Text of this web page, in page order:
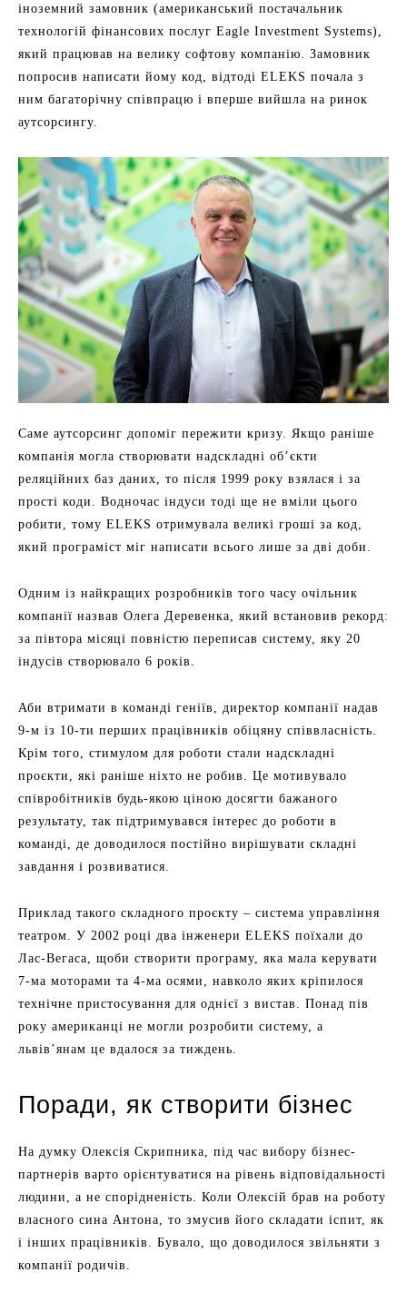
іноземний замовник (американський постачальник
технологій фінансових послуг Eagle Investment Systems),
який працював на велику софтову компанію. Замовник
попросив написати йому код, відтоді ELEKS почала з
ним багаторічну співпрацю і вперше вийшла на ринок
аутсорсингу.
Саме аутсорсинг допоміг пережити кризу. Якщо раніше
компанія могла створювати надскладні об’єкти
реляційних баз даних, то після 1999 року взялася і за
прості коди. Водночас індуси тоді ще не вміли цього
робити, тому ELEKS отримувала великі гроші за код,
який програміст міг написати всього лише за дві доби.
Одним із найкращих розробників того часу очільник
компанії назвав Олега Деревенка, який встановив рекорд:
за півтора місяці повністю переписав систему, яку 20
індусів створювало 6 років.
Аби втримати в команді геніїв, директор компанії надав
9-м із 10-ти перших працівників обіцяну співвласність.
Крім того, стимулом для роботи стали надскладні
проєкти, які раніше ніхто не робив. Це мотивувало
співробітників будь-якою ціною досягти бажаного
результату, так підтримувався інтерес до роботи в
команді, де доводилося постійно вирішувати складні
завдання і розвиватися.
Приклад такого складного проєкту – система управління
театром. У 2002 році два інженери ELEKS поїхали до
Лас-Вегаса, щоби створити програму, яка мала керувати
7-ма моторами та 4-ма осями, навколо яких кріпилося
технічне пристосування для однієї з вистав. Понад пів
року американці не могли розробити систему, а
львів’янам це вдалося за тиждень.
Поради, як створити бізнес
На думку Олексія Скрипника, під час вибору бізнес-
партнерів варто орієнтуватися на рівень відповідальності
людини, а не спорідненість. Коли Олексій брав на роботу
власного сина Антона, то змусив його складати іспит, як
і інших працівників. Бувало, що доводилося звільняти з
компанії родичів.